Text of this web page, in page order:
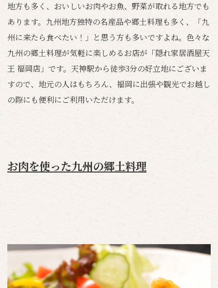
地方も多く、おいしいお肉やお魚、野菜が取れる地方でも
あります。九州地方独特の名産品や郷土料理も多く、「九
州に来たら食べたい！」と思う方も多いですよね。色々な
九州の郷土料理が気軽に楽しめるお店が「隠れ家居酒屋天
王 福岡店」です。天神駅から徒歩3分の好立地にございま
すので、地元の人はもちろん、福岡に出張や観光でお越し
の際にも便利にご利用いただけます。
お肉を使った九州の郷土料理